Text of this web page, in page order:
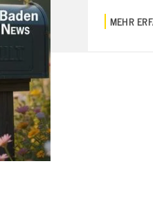
MEHR